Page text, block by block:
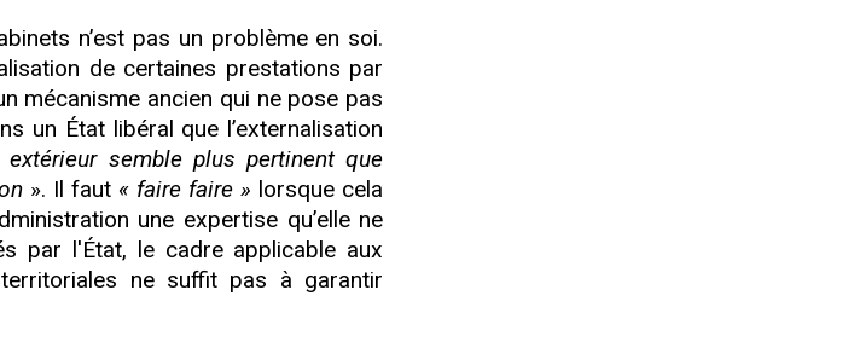
n’est pas un problème en soi.
de certaines prestations par
mécanisme ancien qui ne pose pas
un État libéral que l’externalisation
semble plus pertinent que
». Il faut « faire faire » lorsque cela
une expertise qu’elle ne
par l'État, le cadre applicable aux
ne suffit pas à garantir